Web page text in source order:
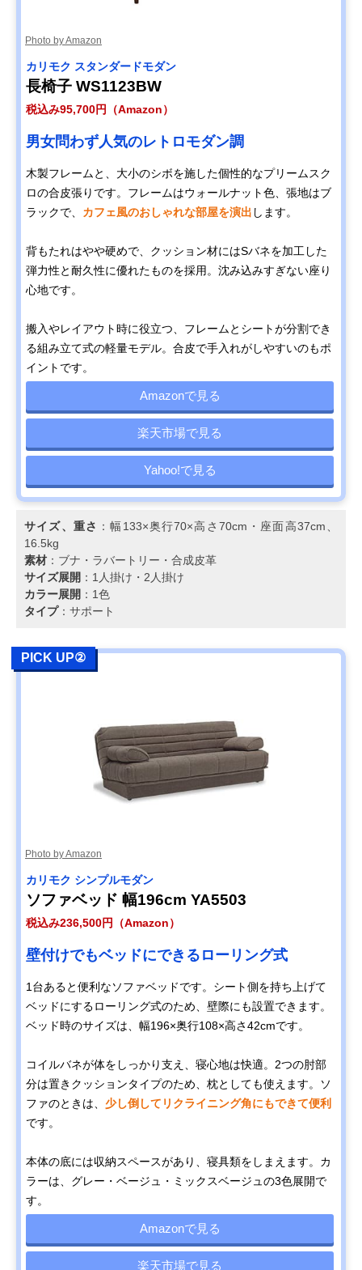
Amazonで見る
Amazonで見る
カリモク60 Kチェ
ア 2シーター 幅
Amazonで見る
Disney
COLLECTION ソ
U35100BK ミッキ
ーマウス
ミッキーマウスが
モチーフの可愛い
Amazonで見る
カリモク スタンダ
ソファ 幅182cm
ZU4922
包み込まれるよう
掛けロング
39.5cm、48kg
Amazonで見る
175cm UW1209
Amazonで見る
COLONIAL ソファ
YC6053
おしゃれで存在感
スタイル
幅204.5×奥行
38cm、48kg
カリモク スタンダ
ードモダン 2人掛
ソファ 幅176.5㎝
UW2002
生活スタイルにあ
わせてカスタムが
可能
高さ69cm・座高
カリモク スタンダ
ードモダン 3人掛
ソファ 幅198cm
自然なS字で首ま
で支えるハイバッ
クの背もたれ
さ93cm・座高
39cm、40kg
楽天市場で見る
ソファ 幅144cm
WC1002
ルスタイルを現代
ソファ 幅204cm
高いモデル
38.5cm、49kg
Photo by Amazon
カリモク スタンダードモダン
長椅子 WS1123BW
税込み95,700円（Amazon）
男女問わず人気のレトロモダン調
木製フレームと、大小のシボを施した個性的なプリームスク
ロの合皮張りです。フレームはウォールナット色、張地はブ
ラックで、 カフェ風のおしゃれな部屋を演出 します。
背もたれはやや硬めで、クッション材にはSバネを加工した
弾力性と耐久性に優れたものを採用。沈み込みすぎない座り
心地です。
搬入やレイアウト時に役立つ、フレームとシートが分割でき
る組み立て式の軽量モデル。合皮で手入れがしやすいのもポ
イントです。
Amazonで見る
楽天市場で見る
Yahoo!で見る
サイズ、重さ ：幅133×奥行70×高さ70cm・座面高37cm、
16.5kg
素材 ：ブナ・ラバートリー・合成皮革
サイズ展開 ：1人掛け・2人掛け
カラー展開 ：1色
タイプ：サポート
PICK UP②
Photo by Amazon
カリモク シンプルモダン
ソファベッド 幅196cm YA5503
税込み236,500円（Amazon）
壁付けでもベッドにできるローリング式
1台あると便利なソファベッドです。シート側を持ち上げて
ベッドにするローリング式のため、壁際にも設置できます。
ベッド時のサイズは、幅196×奥行108×高さ42cmです。
コイルバネが体をしっかり支え、寝心地は快適。2つの肘部
分は置きクッションタイプのため、枕としても使えます。ソ
ファのときは、 少し倒してリクライニング角にもできて便利
です。
本体の底には収納スペースがあり、寝具類をしまえます。カ
ラーは、グレー・ベージュ・ミックスベージュの3色展開で
す。
Amazonで見る
楽天市場で見る